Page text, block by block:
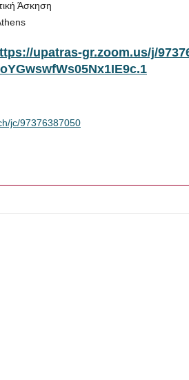
Άσκηση
upatras-gr.zoom.us/j/
jc/97376387050